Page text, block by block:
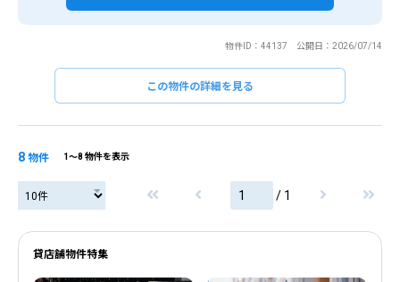
物件ID：44137 公開日：2026/07/14
この物件の詳細を見る
8 物件 1〜8 物件を表示
/ 1
貸店舗物件特集